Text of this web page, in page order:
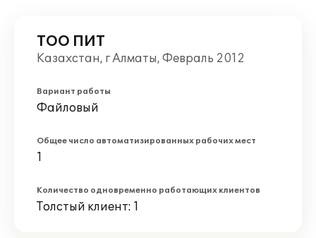
ТОО ПИТ
Казахстан, г Алматы, Февраль 2012
Вариант работы
Файловый
Общее число автоматизированных рабочих мест
1
Количество одновременно работающих клиентов
Толстый клиент: 1